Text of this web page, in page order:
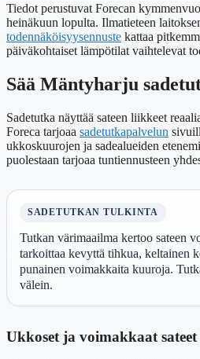
Tiedot perustuvat Forecan
heinäkuun lopulta. Ilmatieteen
todennäköisyysennuste kattaa
päiväkohtaiset lämpötilat vaihtelevat
Sää Mäntyharju
Sadetutka näyttää sateen liikkeet
Foreca tarjoaa sadetutkapalvelun
ukkoskuurojen ja sadealueiden
puolestaan tarjoaa tuntiennusteen
SADETUTKAN TULKINTA
Tutkan värimaailma kertoo sateen
tarkoittaa kevyttä tihkua, keltainen
punainen voimakkaita kuuroja.
välein.
Ukkoset ja voimakkaat sateet